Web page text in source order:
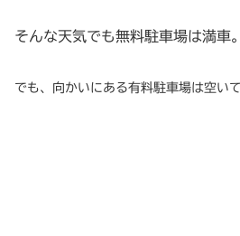
そんな天気でも無料駐車場は満車。
でも、向かいにある有料駐車場は空い